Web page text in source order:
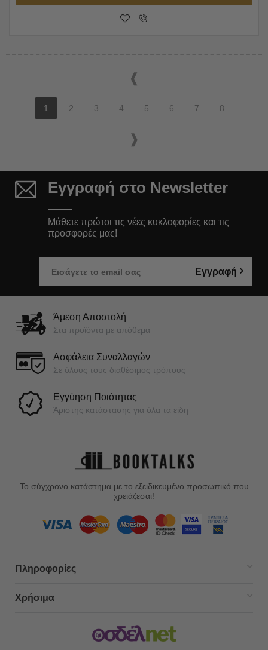
1 2 3 4 5 6 7 8
Εγγραφή στο Newsletter
Μάθετε πρώτοι τις νέες κυκλοφορίες και τις
προσφορές μας!
Εγγραφή
Άμεση Αποστολή
Στα προϊόντα με απόθεμα
Ασφάλεια Συναλλαγών
Σε όλους τους διαθέσιμος τρόπους
Εγγύηση Ποιότητας
Άριστης κατάστασης για όλα τα είδη
Το σύγχρονο κατάστημα με το εξειδικευμένο προσωπικό που
χρειάζεσαι!
Πληροφορίες
Χρήσιμα